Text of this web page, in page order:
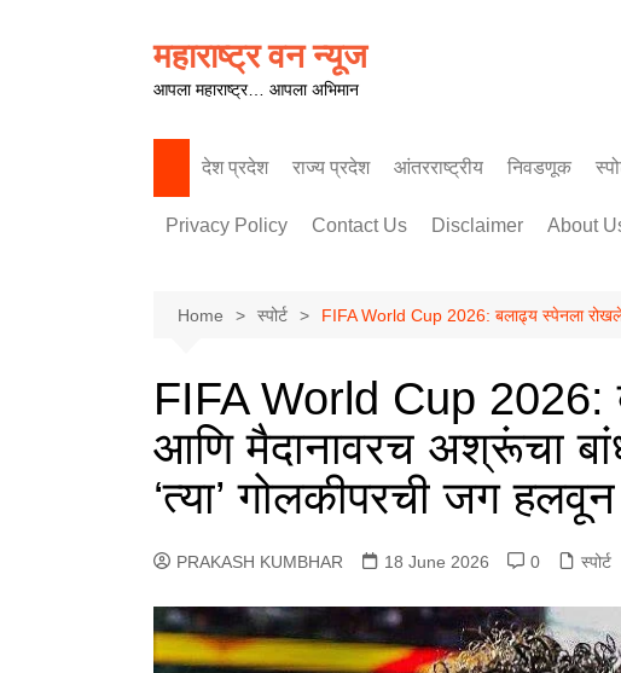
महाराष्ट्र वन न्यूज
आपला महाराष्ट्र… आपला अभिमान
देश प्रदेश राज्य प्रदेश
पश्चिम महाराष्ट्र
आंतरराष्ट्रीय निवडणूक
Privacy Policy Contact Us Disclaimer About
Home स्पोर्ट FIFA World Cup 2026: बलाढ्य स्पेनला रोखले
FIFA World Cup 2026:
आणि मैदानावरच अश्रूंचा
‘त्या’ गोलकीपरची जग
PRAKASH KUMBHAR 18 June 2026 0 स्पोर्ट